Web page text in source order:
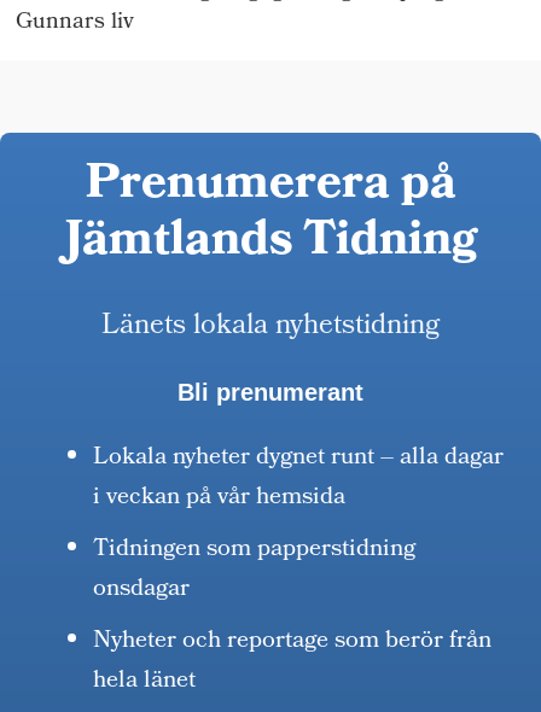
Gunnars liv
Prenumerera på
Jämtlands Tidning
Länets lokala nyhetstidning
Bli prenumerant
Lokala nyheter dygnet runt – alla dagar
i veckan på vår hemsida
Tidningen som papperstidning
onsdagar
Nyheter och reportage som berör från
hela länet